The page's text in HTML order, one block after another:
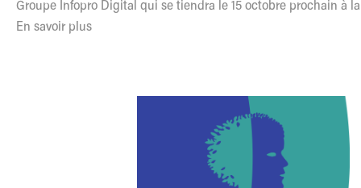
Groupe Infopro Digital qui se tiendra le 15 octobre prochain à
En savoir plus